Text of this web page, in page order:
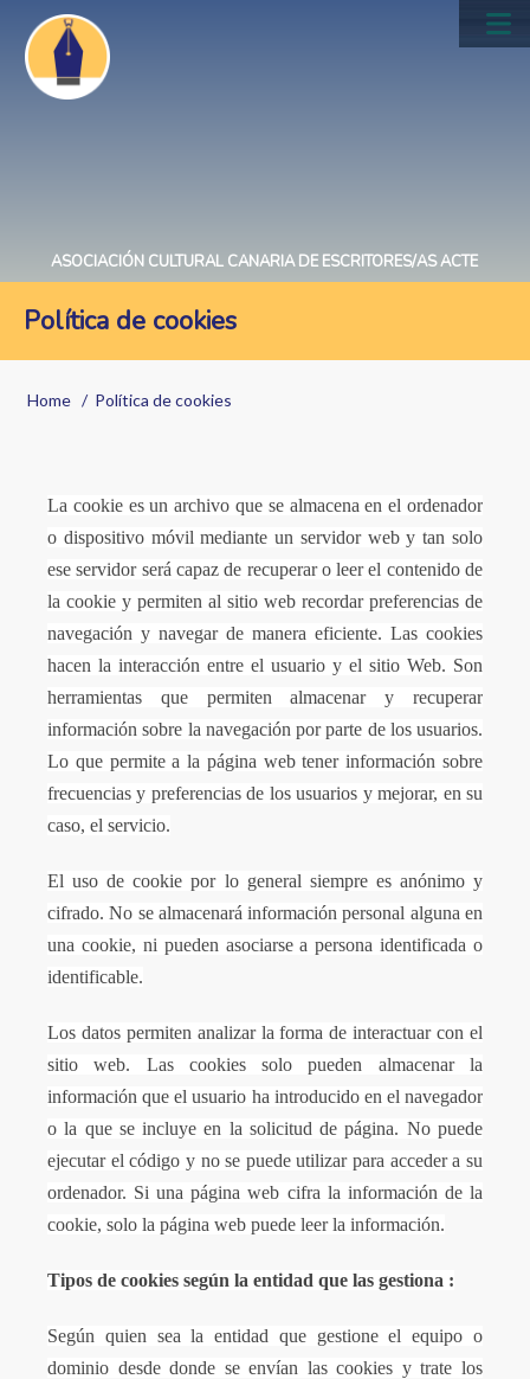
main
content
ASOCIACIÓN CULTURAL CANARIA DE ESCRITORES/AS ACTE
Política de cookies
Breadcrumb
Home Política de cookies
La cookie es un archivo que se almacena en el ordenador
o dispositivo móvil mediante un servidor web y tan solo
ese servidor será capaz de recuperar o leer el contenido de
la cookie y permiten al sitio web recordar preferencias de
navegación y navegar de manera eficiente. Las cookies
hacen la interacción entre el usuario y el sitio Web. Son
herramientas que permiten almacenar y recuperar
información sobre la navegación por parte de los usuarios.
Lo que permite a la página web tener información sobre
frecuencias y preferencias de los usuarios y mejorar, en su
caso, el servicio.
El uso de cookie por lo general siempre es anónimo y
cifrado. No se almacenará información personal alguna en
una cookie, ni pueden asociarse a persona identificada o
identificable.
Los datos permiten analizar la forma de interactuar con el
sitio web. Las cookies solo pueden almacenar la
información que el usuario ha introducido en el navegador
o la que se incluye en la solicitud de página. No puede
ejecutar el código y no se puede utilizar para acceder a su
ordenador. Si una página web cifra la información de la
cookie, solo la página web puede leer la información.
Tipos de cookies según la entidad que las gestiona :
Según quien sea la entidad que gestione el equipo o
dominio desde donde se envían las cookies y trate los